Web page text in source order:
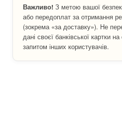
Важливо! З метою вашої
або передоплат за отримання
(зокрема «за доставку»). Не
дані своєї банківської картки
запитом інших користувачів.